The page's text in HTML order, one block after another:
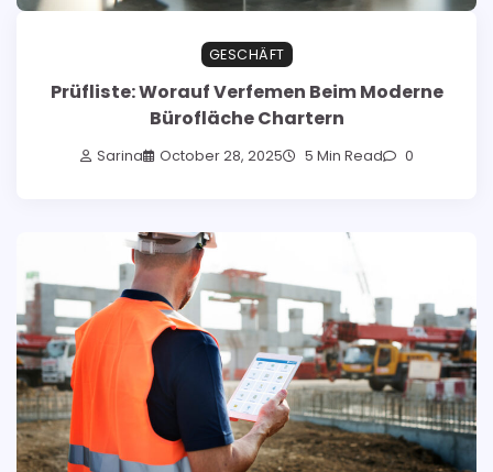
GESCHÄFT
Prüfliste: Worauf Verfemen Beim Moderne
Bürofläche Chartern
Sarina October 28, 2025 5 Min Read 0